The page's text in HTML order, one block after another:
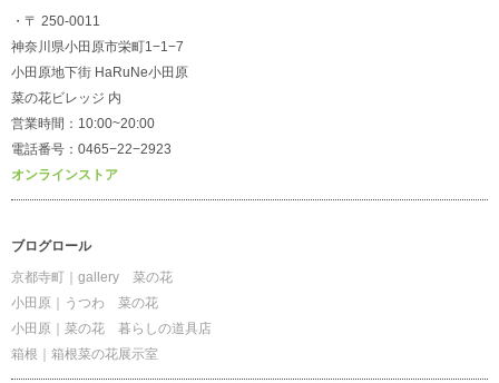
・〒 250-0011
神奈川県小田原市栄町1−1−7
小田原地下街 HaRuNe小田原
菜の花ビレッジ 内
営業時間：10:00~20:00
電話番号：0465−22−2923
オンラインストア
ブログロール
京都寺町｜gallery 菜の花
小田原｜うつわ 菜の花
小田原｜菜の花 暮らしの道具店
箱根｜箱根菜の花展示室